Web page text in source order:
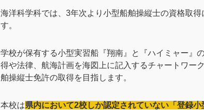
海洋科学科では、3年次より小型船舶操縦士の資格取
す。
学校が保有する小型実習船『翔南』と『ハイミャー』
得や法律、航海計画を海図上に記入するチャートワー
舶操縦士免許の取得を目指します。
本校は県内において2校しか認定されていない「登録小